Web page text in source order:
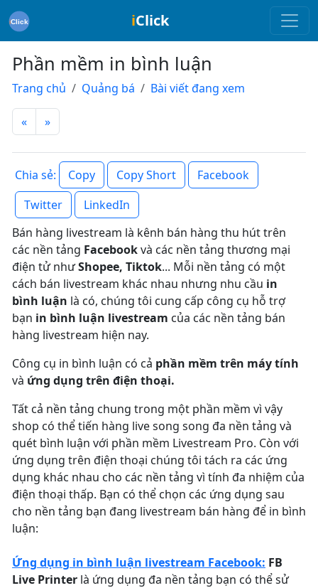
iClick
Phần mềm in bình luận
Trang chủ Quảng bá Bài viết đang xem
« »
Chia sẻ: Copy Copy Short
Facebook
Twitter
LinkedIn
Bán hàng livestream là kênh bán hàng thu hút trên
các nền tảng Facebookvà các nền tảng thương mại
điện tử nhưShopee, Tiktok... Mỗi nền tảng có một
cách bán livestream khác nhau nhưng nhu cầu in
bình luận là có, chúng tôi cung cấp công cụ hỗ trợ
bạn in bình luận livestream của các nền tảng bán
hàng livestream hiện nay.
Công cụ in bình luận có cả phần mềm trên máy tính
và ứng dụng trên điện thoại.
Tất cả nền tảng chung trong một phần mềm vì vậy
shop có thể tiến hàng live song song đa nền tảng và
quét bình luận với phần mềm Livestream Pro. Còn với
ứng dụng trên điện thoại chúng tôi tách ra các ứng
dụng khác nhau cho các nền tảng vì tính đa nhiệm của
điện thoại thấp. Bạn có thể chọn các ứng dụng sau
cho nền tảng bạn đang livestream bán hàng để in bình
luận:
Ứng dụng in bình luận livestream Facebook: FB
Live Printer là ứng dụng đa nền tảng bạn có thể sử